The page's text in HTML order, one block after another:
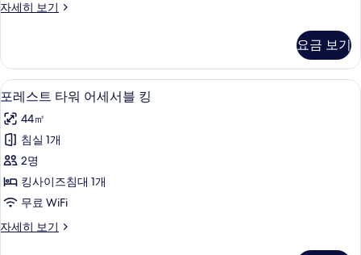
일)
사
진
모
두
보
기
일)
보
기
베
용
권
4
인
포
함
(이
용
시
플
베
이
용
권
4
인
포
함
(이
용
시
간:
비
니
스
디
럭
스
더
블
퀸
(전
자세히 보기
[Splash
레
스
트
워
비
니
스
디
럭
스
요금 보기
포
레
스
트
타
워
어
세
오리/거위털 이불, 미니바, 객실 내 금
5
포레스트 타워 어세서블 킹
44㎡
침실 1개
2명
킹사이즈침대 1개
무료 WiFi
자세히 보기
포